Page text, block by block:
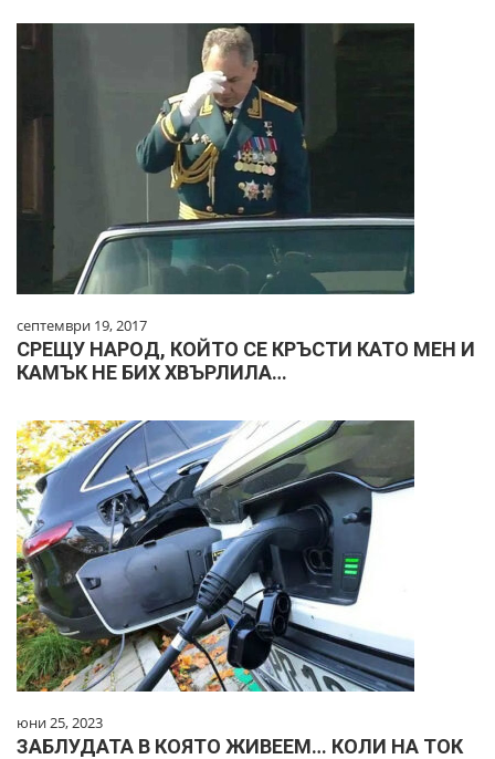
септември 19, 2017
СРЕЩУ НАРОД, КОЙТО СЕ КРЪСТИ КАТО МЕН И
КАМЪК НЕ БИХ ХВЪРЛИЛА…
юни 25, 2023
ЗАБЛУДАТА В КОЯТО ЖИВЕЕМ… КОЛИ НА ТОК